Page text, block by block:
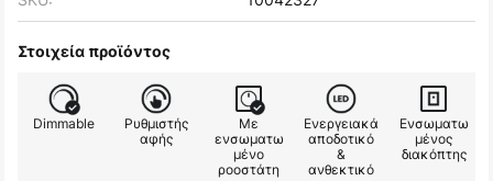
Στοιχεία προϊόντος
Dimmable
Ρυθμιστής
αφής
Με
ενσωματω
μένο
ροοστάτη
Ενεργειακά
αποδοτικό
&
ανθεκτικό
Ενσωματω
μένος
διακόπτης